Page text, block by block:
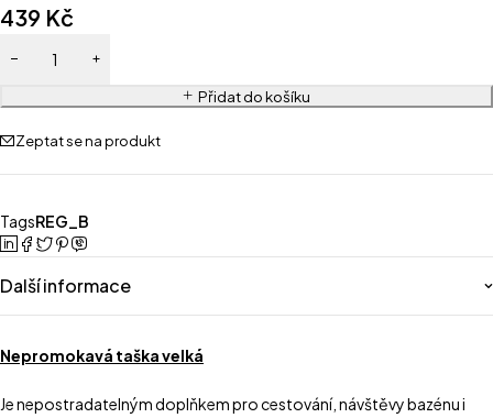
439 Kč
Přidat do košíku
Zeptat se na produkt
TagsREG_B
Další informace
Nepromokavá taška velká
Je nepostradatelným doplňkem pro cestování, návštěvy bazénu i